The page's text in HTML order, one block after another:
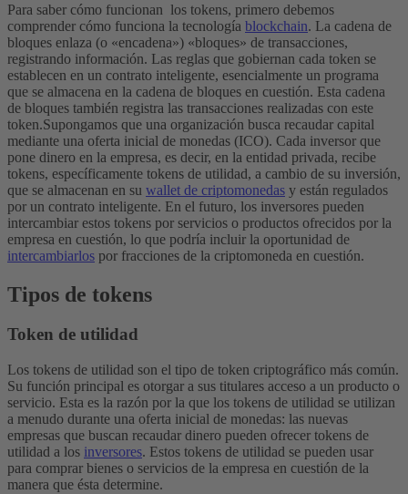
Para saber cómo funcionan los tokens, primero debemos
comprender cómo funciona la tecnología blockchain. La cadena de
bloques enlaza (o «encadena») «bloques» de transacciones,
registrando información. Las reglas que gobiernan cada token se
establecen en un contrato inteligente, esencialmente un programa
que se almacena en la cadena de bloques en cuestión. Esta cadena
de bloques también registra las transacciones realizadas con este
token.Supongamos que una organización busca recaudar capital
mediante una oferta inicial de monedas (ICO). Cada inversor que
pone dinero en la empresa, es decir, en la entidad privada, recibe
tokens, específicamente tokens de utilidad, a cambio de su inversión,
que se almacenan en su wallet de criptomonedas y están regulados
por un contrato inteligente. En el futuro, los inversores pueden
intercambiar estos tokens por servicios o productos ofrecidos por la
empresa en cuestión, lo que podría incluir la oportunidad de
intercambiarlos por fracciones de la criptomoneda en cuestión.
Tipos de tokens
Token de utilidad
Los tokens de utilidad son el tipo de token criptográfico más común.
Su función principal es otorgar a sus titulares acceso a un producto o
servicio. Esta es la razón por la que los tokens de utilidad se utilizan
a menudo durante una oferta inicial de monedas: las nuevas
empresas que buscan recaudar dinero pueden ofrecer tokens de
utilidad a los inversores. Estos tokens de utilidad se pueden usar
para comprar bienes o servicios de la empresa en cuestión de la
manera que ésta determine.